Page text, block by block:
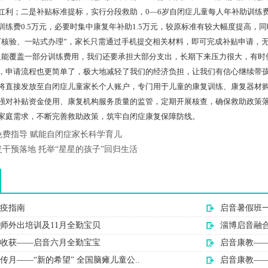
利；二是补贴标准提标，实行分段救助，0—6岁自闭症儿童每人年补助训练
练费0.5万元，必要时集中康复年补助1.5万元，较原标准有较大幅度提高，
验、一站式办理”，家长只需通过手机提交相关材料，即可完成补贴申请，
覆盖一部分训练费用，我们还要承担大部分支出，长期下来压力很大，有
申请流程也更简单了，极大地减轻了我们的经济负担，让我们有信心继续带
直接发放至自闭症儿童家长个人账户，专门用于儿童的康复训练、康复器
对补贴资金使用、康复机构服务质量的监管，定期开展核查，确保救助政
庭需求，不断完善救助政策，筑牢自闭症康复保障防线。
费指导 赋能自闭症家长科学育儿
预落地 托举“星星的孩子”回归生活
指南
启音暑假班
外出培训及11月全勤宝贝
淄博启音融
获——启音六月全勤宝宝
启音康教
月——“新的希望” 全国脑瘫儿童公..
启音康教